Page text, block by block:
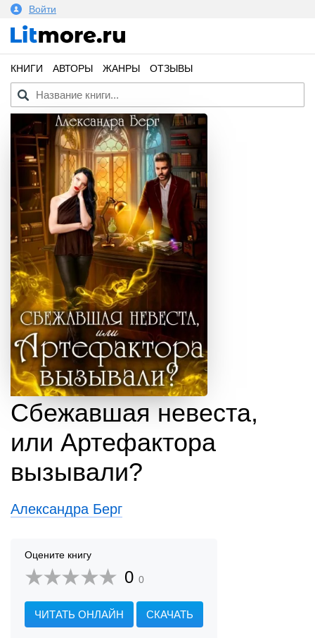
Войти
КНИГИ АВТОРЫ ЖАНРЫ ОТЗЫВЫ
Сбежавшая невеста,
или Артефактора
вызывали?
Александра Берг
Оцените книгу
0 0
ЧИТАТЬ ОНЛАЙН СКАЧАТЬ